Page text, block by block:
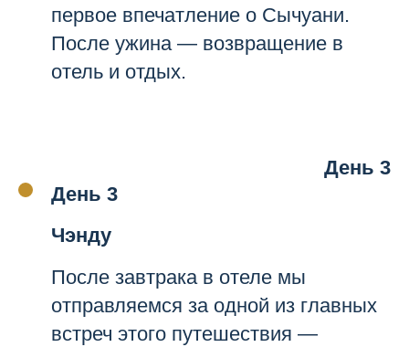
первое впечатление о Сычуани.
После ужина — возвращение в
отель и отдых.
День 3
День 3
Чэнду
После завтрака в отеле мы
отправляемся за одной из главных
встреч этого путешествия —